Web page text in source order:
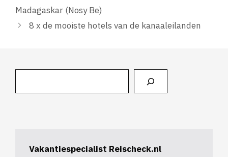
Madagaskar (Nosy Be)
8 x de mooiste hotels van de kanaaleilanden
Vakantiespecialist Reischeck.nl